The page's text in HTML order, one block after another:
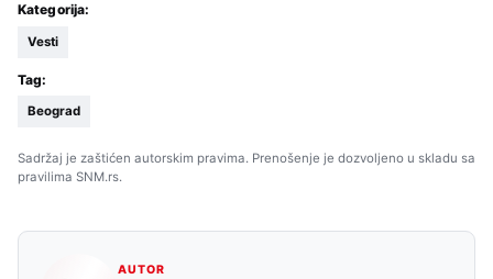
Kategorija:
Vesti
Tag:
Beograd
Sadržaj je zaštićen autorskim pravima. Prenošenje je dozvoljeno u skladu sa
pravilima SNM.rs.
AUTOR